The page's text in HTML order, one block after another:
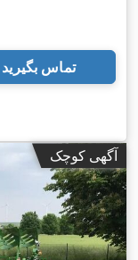
تماس بگیرید
آگهی کوچک